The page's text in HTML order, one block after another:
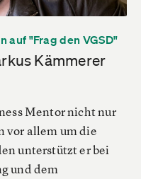
auf "Frag den VGSD"
Kämmerer
Mentor nicht nur
vor allem um die
unterstützt er bei
und dem